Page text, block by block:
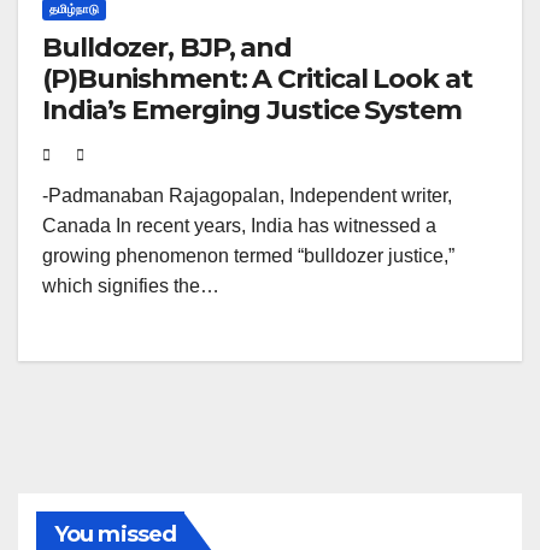
தமிழ்நாடு
Bulldozer, BJP, and
(P)Bunishment: A Critical Look at
India’s Emerging Justice System
-Padmanaban Rajagopalan, Independent writer,
Canada In recent years, India has witnessed a
growing phenomenon termed “bulldozer justice,”
which signifies the…
You missed